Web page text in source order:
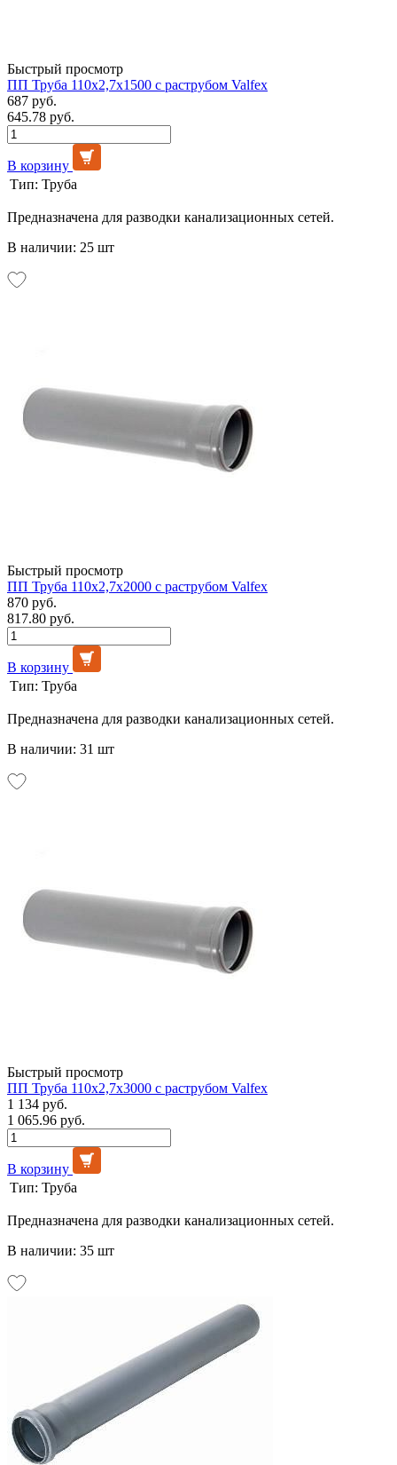
Быстрый просмотр
ПП Труба 110х2,7х1500 с раструбом Valfex
687 руб.
645.78 руб.
В корзину
Тип: Труба
Предназначена для разводки канализационных сетей.
В наличии: 25 шт
Быстрый просмотр
ПП Труба 110х2,7х2000 с раструбом Valfex
870 руб.
817.80 руб.
В корзину
Тип: Труба
Предназначена для разводки канализационных сетей.
В наличии: 31 шт
Быстрый просмотр
ПП Труба 110х2,7х3000 с раструбом Valfex
1 134 руб.
1 065.96 руб.
В корзину
Тип: Труба
Предназначена для разводки канализационных сетей.
В наличии: 35 шт